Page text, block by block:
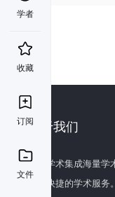
学者
收藏
订阅
文件
关于我们
百度学术集成海量学
全面快捷的学术服